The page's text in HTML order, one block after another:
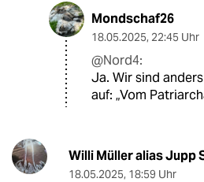
Mondschaf26
18.05.2025, 22:45 Uhr
@Nord4:
Ja. Wir sind
auf: „Vom
Willi Müller alias Jupp
18.05.2025, 18:59 Uhr